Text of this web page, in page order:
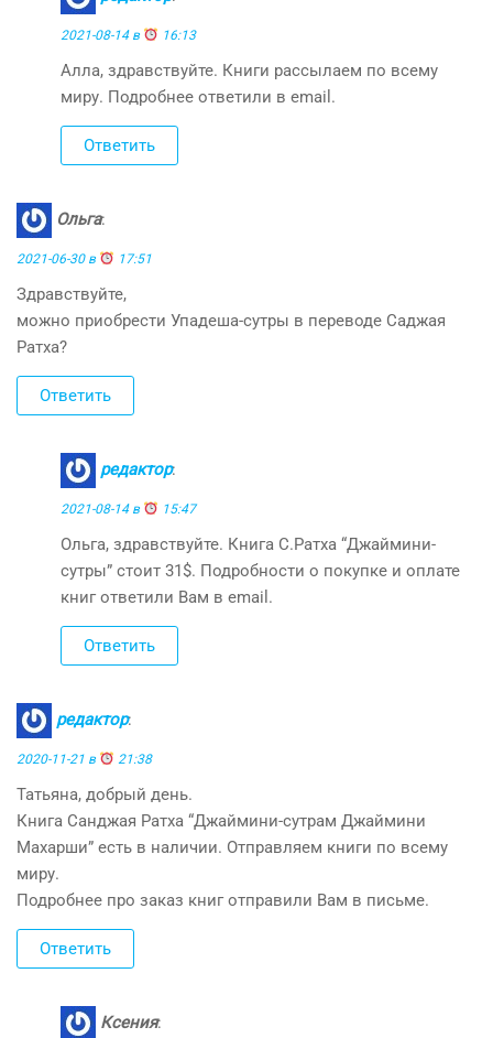
2021-08-14 в 16:13
Алла, здравствуйте. Книги рассылаем по всему
миру. Подробнее ответили в email.
Ответить
Ольга:
2021-06-30 в 17:51
Здравствуйте,
можно приобрести Упадеша-сутры в переводе Саджая
Ратха?
Ответить
редактор:
2021-08-14 в 15:47
Ольга, здравствуйте. Книга С.Ратха “Джаймини-
сутры” стоит 31$. Подробности о покупке и оплате
книг ответили Вам в email.
Ответить
редактор:
2020-11-21 в 21:38
Татьяна, добрый день.
Книга Санджая Ратха “Джаймини-сутрам Джаймини
Махарши” есть в наличии. Отправляем книги по всему
миру.
Подробнее про заказ книг отправили Вам в письме.
Ответить
Ксения: